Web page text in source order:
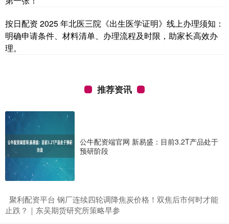
按日配资 2025 年北医三院《出生医学证明》线上办理须知：
明确申请条件、材料清单、办理流程及时限，助家长高效办
理。
推荐资讯
公牛配资端官网 新易盛：目前3.2T产品处于
预研阶段
​聚利配资平台 钢厂连续四轮调降焦炭价格！双焦后市何时才能
止跌？｜东吴期货研究所策略早参